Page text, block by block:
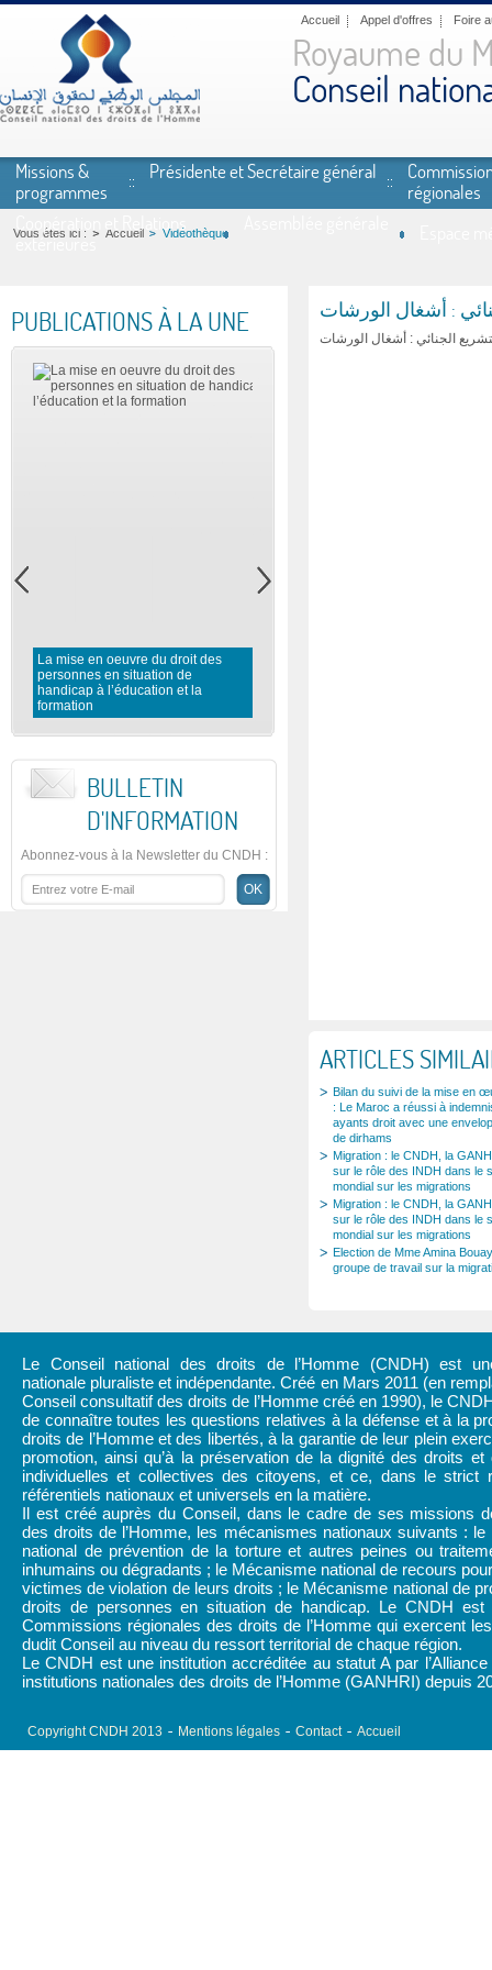
Aller au contenu principal
Accueil Appel d'offres Foire
Royaume du
Conseil
Missions &
programmes
Présidente et Secrétaire général
régionales
Coopération et Relations
extérieures
Vous êtes ici : Accueil Vidéothèque
PUBLICATIONS À LA UNE
La mise en oeuvre du droit des
personnes en situation de
handicap à l’éducation et la
formation
BULLETIN
D'INFORMATION
Abonnez-vous à la Newsletter du CNDH :
: أشغال الورشات
الجنائي : أشغال الورشات
ARTICLES
Bilan du suivi de la mise en
: Le Maroc a réussi à
ayants droit avec une
de dirhams
Migration : le CNDH, la
sur le rôle des INDH dans le
mondial sur les migrations
Migration : le CNDH, la
sur le rôle des INDH dans le
mondial sur les migrations
Election de Mme Amina
groupe de travail sur la
Le Conseil national des droits de l’Homme (CNDH) est
nationale pluraliste et indépendante. Créé en Mars 2011 (en
Conseil consultatif des droits de l’Homme créé en 1990), le
de connaître toutes les questions relatives à la défense et à la
droits de l’Homme et des libertés, à la garantie de leur plein
promotion, ainsi qu’à la préservation de la dignité des droits et
individuelles et collectives des citoyens, et ce, dans le strict
référentiels nationaux et universels en la matière.
Il est créé auprès du Conseil, dans le cadre de ses missions
des droits de l’Homme, les mécanismes nationaux suivants : le
national de prévention de la torture et autres peines ou
inhumains ou dégradants ; le Mécanisme national de recours
victimes de violation de leurs droits ; le Mécanisme national de
droits de personnes en situation de handicap. Le CNDH est
Commissions régionales des droits de l’Homme qui exercent
dudit Conseil au niveau du ressort territorial de chaque région.
Le CNDH est une institution accréditée au statut A par
institutions nationales des droits de l’Homme (GANHRI) depuis
Copyright CNDH 2013 Mentions légales Contact Accueil